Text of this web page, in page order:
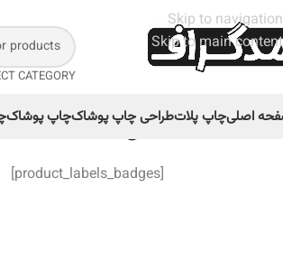
Skip to navigation
Skip to main content
CATEGORY
اصلیچاپ پلاتطراحی چاپ پوشاکچاپ پوشاک
[product_labels_badges]